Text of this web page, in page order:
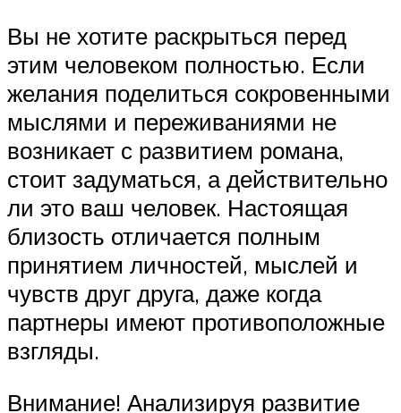
Вы не хотите раскрыться перед
этим человеком полностью. Если
желания поделиться сокровенными
мыслями и переживаниями не
возникает с развитием романа,
стоит задуматься, а действительно
ли это ваш человек. Настоящая
близость отличается полным
принятием личностей, мыслей и
чувств друг друга, даже когда
партнеры имеют противоположные
взгляды.
Внимание! Анализируя развитие